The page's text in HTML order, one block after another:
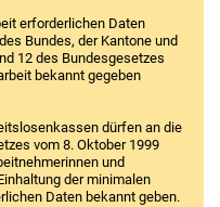
erforderlichen Daten
Bundes, der Kantone und
12 des Bundesgesetzes
bekannt gegeben
dürfen an die
vom 8. Oktober 1999
und
der minimalen
Daten bekannt geben.